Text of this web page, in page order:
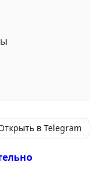
в Telegram